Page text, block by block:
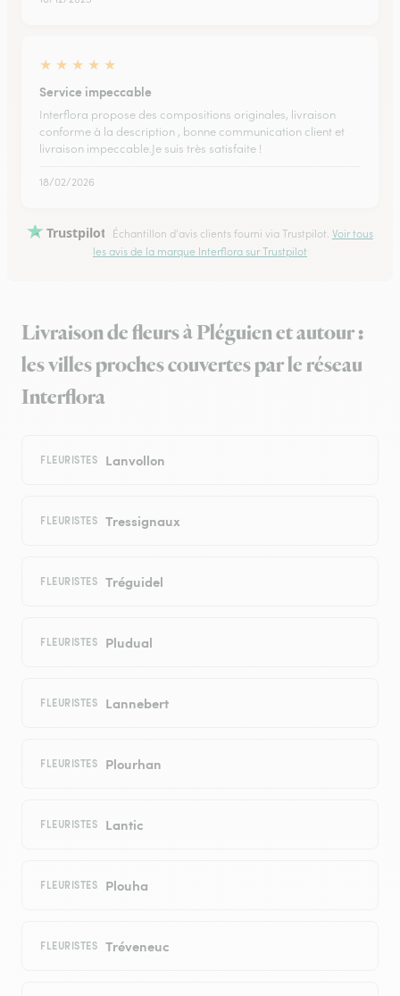
★ ★ ★ ★ ★
Service impeccable
Interflora propose des compositions originales, livraison
conforme à la description , bonne communication client et
livraison impeccable.Je suis très satisfaite !
18/02/2026
Trustpilot Échantillon d'avis clients fourni via Trustpilot. Voir tous
les avis de la marque Interflora sur Trustpilot
Livraison de fleurs à Pléguien et autour :
les villes proches couvertes par le réseau
Interflora
FLEURISTES Lanvollon
FLEURISTES Tressignaux
FLEURISTES Tréguidel
FLEURISTES Pludual
FLEURISTES Lannebert
FLEURISTES Plourhan
FLEURISTES Lantic
FLEURISTES Plouha
FLEURISTES Tréveneuc